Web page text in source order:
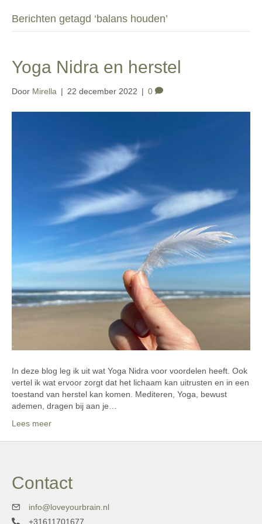
Berichten getagd ‘balans houden’
Yoga Nidra en herstel
Door Mirella | 22 december 2022 | 0
In deze blog leg ik uit wat Yoga Nidra voor voordelen heeft. Ook
vertel ik wat ervoor zorgt dat het lichaam kan uitrusten en in een
toestand van herstel kan komen. Mediteren, Yoga, bewust
ademen, dragen bij aan je…
Lees meer
Contact
info@loveyourbrain.nl
+31611701677